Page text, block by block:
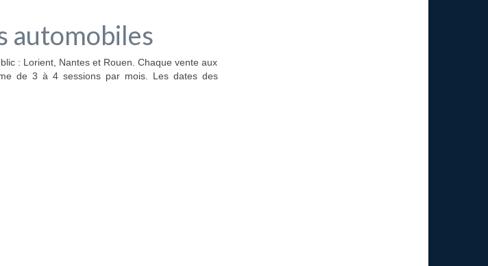
automobiles
: Lorient, Nantes et Rouen. Chaque vente aux
de 3 à 4 sessions par mois. Les dates des